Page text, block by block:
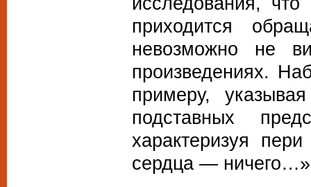
приходится
невозможно не
произведениях.
примеру,
подставных
характеризуя
сердца — ничего…»